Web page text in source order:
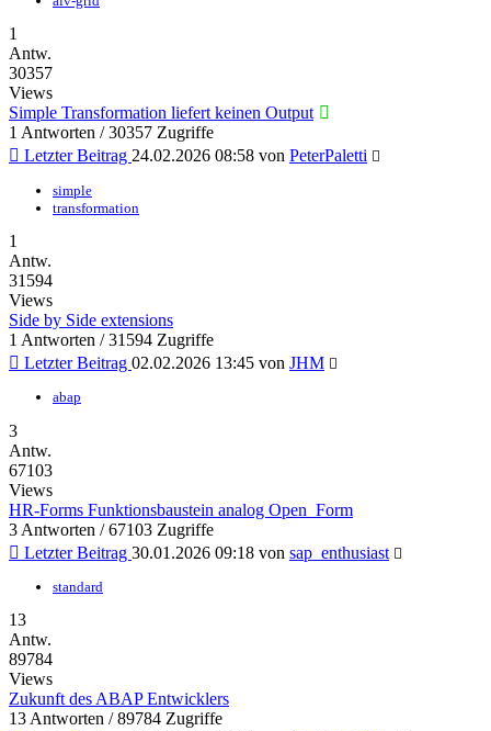
1
Antw.
30357
Views
Simple Transformation liefert keinen Output
1 Antworten / 30357 Zugriffe
Letzter Beitrag 24.02.2026 08:58 von PeterPaletti
simple
transformation
1
Antw.
31594
Views
Side by Side extensions
1 Antworten / 31594 Zugriffe
Letzter Beitrag 02.02.2026 13:45 von JHM
abap
3
Antw.
67103
Views
HR-Forms Funktionsbaustein analog Open_Form
3 Antworten / 67103 Zugriffe
Letzter Beitrag 30.01.2026 09:18 von sap_enthusiast
standard
13
Antw.
89784
Views
Zukunft des ABAP Entwicklers
13 Antworten / 89784 Zugriffe